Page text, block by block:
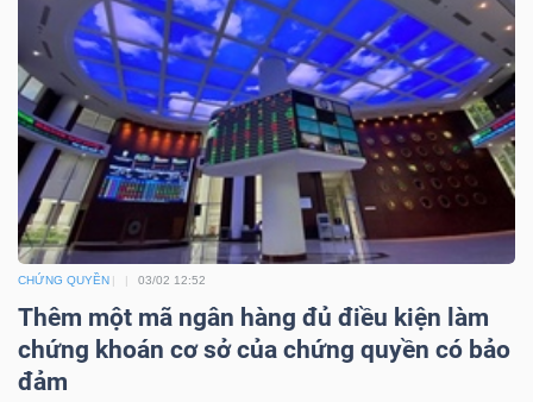
CHỨNG QUYỀN 03/02 12:52
Thêm một mã ngân hàng đủ điều kiện làm
chứng khoán cơ sở của chứng quyền có bảo
đảm
Thuật
ngữ
(-)
Dịch
vụ
(-)
Đào
tạo